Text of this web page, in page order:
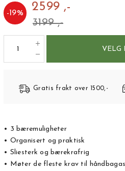
-19% 2599 ,-
3199 ,-
VELG
Gratis frakt over 1500,-
• 3 bæremuligheter
• Organisert og praktisk
• Sliesterk og bærekrafrig
• Møter de fleste krav til